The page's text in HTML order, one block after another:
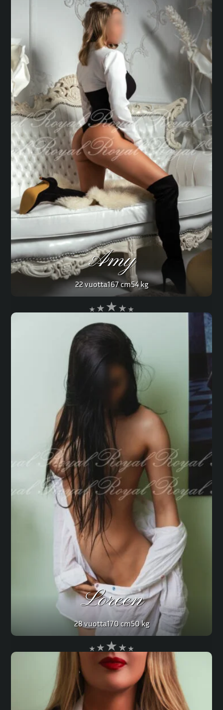
Amy
22 vuotta167 cm54 kg
Loreen
28 vuotta170 cm50 kg